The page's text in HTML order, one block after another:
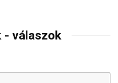
- válaszok